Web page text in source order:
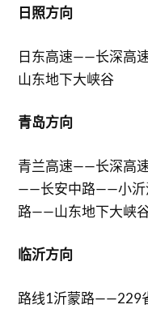
日照方向
日东高速——长深高
山东地下大峡谷
青岛方向
青兰高速——长深高
——长安中路——小沂
路——山东地下大峡
临沂方向
路线1沂蒙路——229